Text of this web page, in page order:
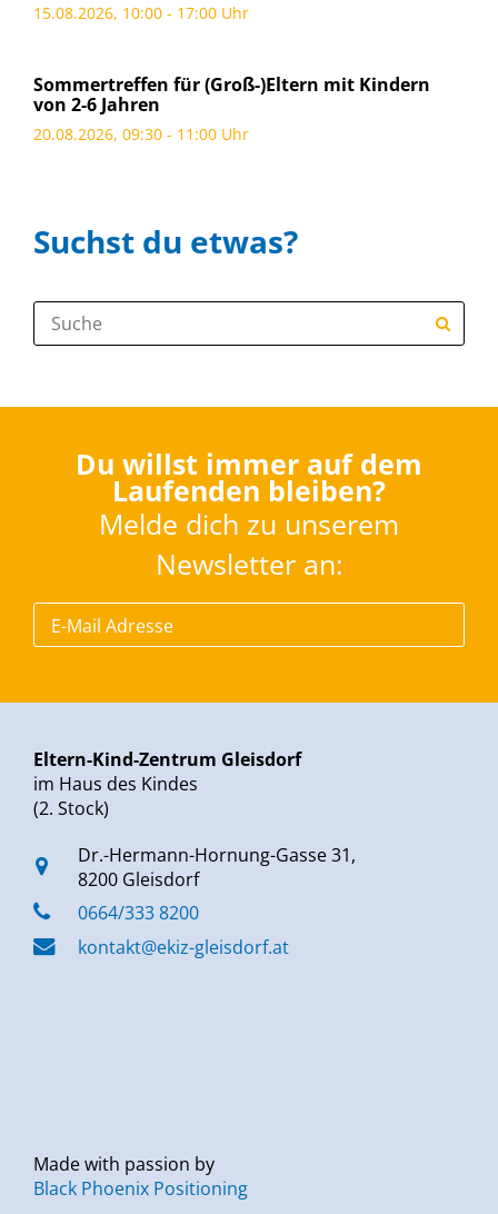
15.08.2026, 10:00 - 17:00 Uhr
Sommertreffen für (Groß-)Eltern mit Kindern
von 2-6 Jahren
20.08.2026, 09:30 - 11:00 Uhr
Suchst du etwas?
Suche:
Du willst immer auf dem
Laufenden bleiben?
Melde dich zu unserem
Newsletter an:
Eltern-Kind-Zentrum Gleisdorf
im Haus des Kindes
(2. Stock)
Dr.-Hermann-Hornung-Gasse 31,
8200 Gleisdorf
0664/333 8200
kontakt@ekiz-gleisdorf.at
Made with passion by
Black Phoenix Positioning